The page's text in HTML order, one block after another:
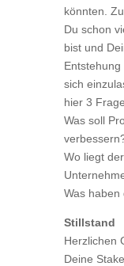
könnten.
Du schon
bist und
sich
hier 3
Was soll
Wo liegt
Was haben
Stillstand
Herzlichen
Deine